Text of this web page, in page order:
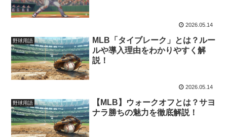
2026.05.14
野球用語
MLB「タイブレーク」とは？ルー
ルや導入理由をわかりやすく解
説！
2026.05.14
野球用語
【MLB】ウォークオフとは？サヨ
ナラ勝ちの魅力を徹底解説！